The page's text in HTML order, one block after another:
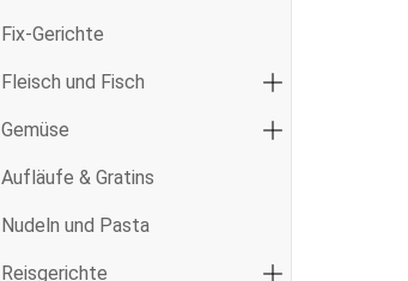
Fix-Gerichte
Fleisch und Fisch
Gemüse
Aufläufe & Gratins
Nudeln und Pasta
Reisgerichte